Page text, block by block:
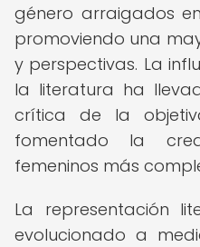
género arraigados
promoviendo una
y perspectivas. La
la literatura ha
crítica de la
fomentado la
femeninos más
La representación
evolucionado a